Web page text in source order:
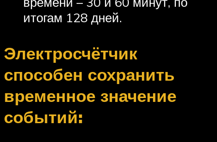
итогам 128 дней.
Электросчётчик
способен сохранить
временное значение
событий: